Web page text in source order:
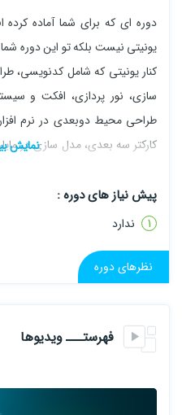
دوره ای که برای شما آماده کرده
یونیتی نیست بلکه تو این دوره
سازی، نور پردازی، افکت و
طراحی محیط دوبعدی در نرم
کارکتر سه بعدی، مدل سازی در
طراحی گرفته تا پیاده سازی داخل
El
Limbo
Hill Climb Racing
Angry Bird
پیش نیاز های دوره :
ندارد
نظرهای دوره
فهرستـــ ویدیوها